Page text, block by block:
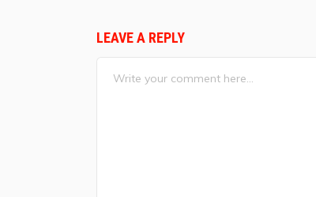
LEAVE A REPLY